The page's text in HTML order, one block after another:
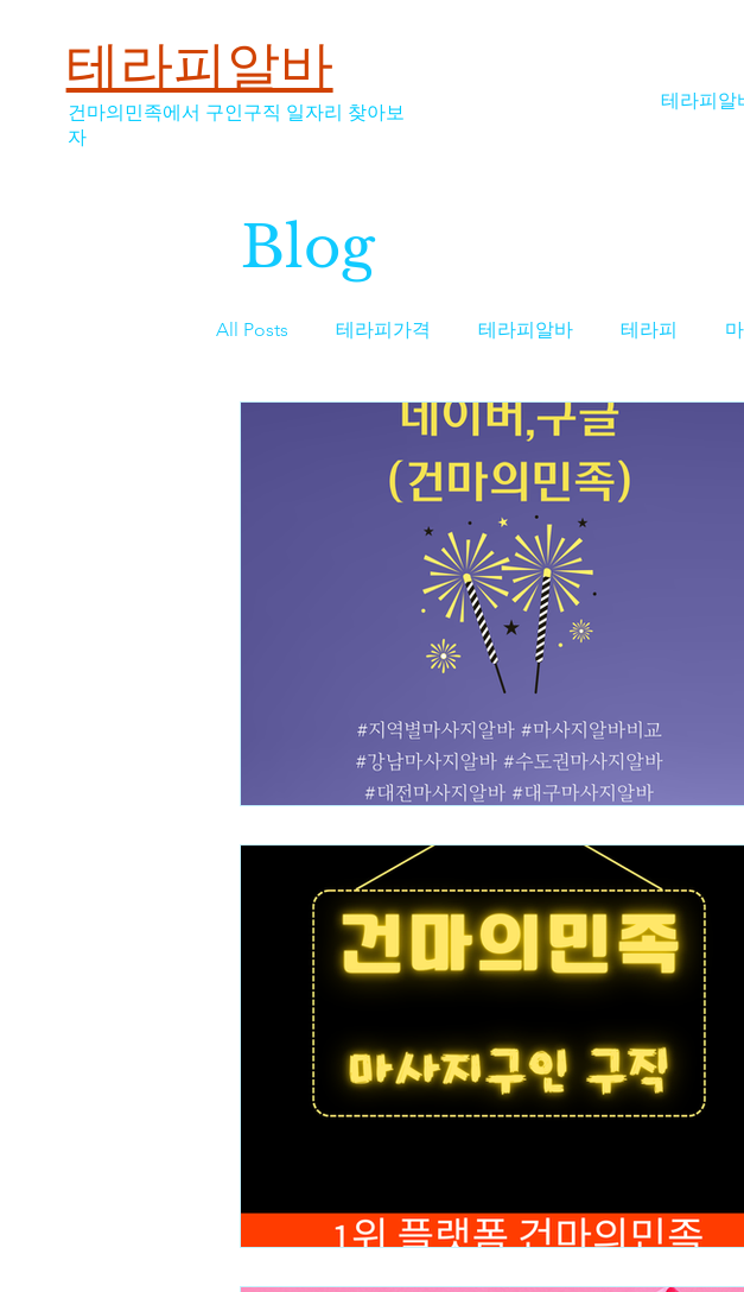
테라피알바
건마의민족에서 구인구직 일자리 찾아보
자
테라피알
Blog
All Posts 테라피가격 테라피알바 테라피
스웨디시가격 스웨디시알바'
마사지구인
스웨디시알바